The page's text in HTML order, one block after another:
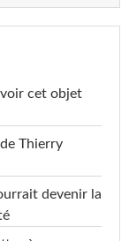
cet objet
Thierry
devenir la